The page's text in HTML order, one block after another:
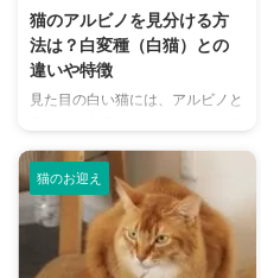
うとしたり、そのまま懐かなくな
ってしまうことも。 こちらの記
事では愛猫に安心してお留守番し
てもらう方法について解説してい
を空けることが多い方、猫のお留
...
猫のアルビノを見分ける方
法は？白変種（白猫）との
違いや特徴
見た目の白い猫には、アルビノと
純に被毛の白い猫が存在します。
白猫はそれだけで好まれている美
しい見た目をしていますが、これ
はアルビノも同様。 しかし、基
本的には健康とされている白猫
と、アルビノ猫とでは異なる部分
猫のお迎え